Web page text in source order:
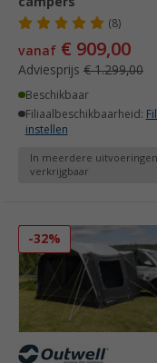
(8)
vanaf € 909,00
Adviesprijs € 1.299,00
Beschikbaar
Filiaalbeschikbaarheid:
instellen
In meerdere uitvoeringen
verkrijgbaar
-32%